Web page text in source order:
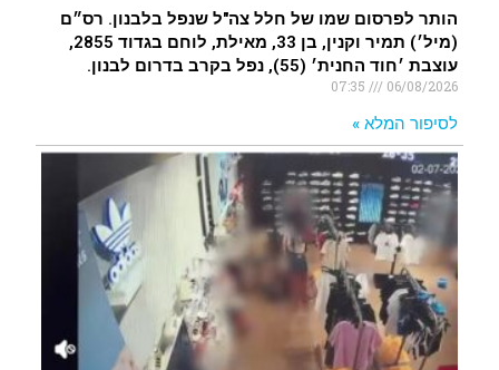
הותר לפרסום שמו של חלל צה"ל שנפל בלבנון. רס״ם
(מיל׳) תמיר וקנין, בן 33, מאילת, לוחם בגדוד 2855,
עוצבת ׳חוד החנית׳ (55), נפל בקרב בדרום לבנון.
06/08/2026
לסיפור המלא »